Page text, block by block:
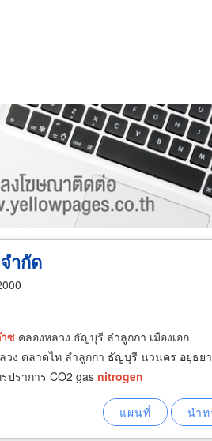
/นำเข้า ธุรกิจบริการ
ำกัด
ซ คลองหลวง ธัญบุรี ลำลูกกา เมืองเอก
ง ตลาดไท ลำลูกกา ธัญบุรี นวนคร อยุธยา
ปราการ CO2 gasnitrogen